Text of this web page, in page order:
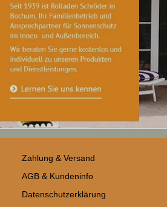
Zahlung & Versand
AGB & Kundeninfo
Datenschutzerklärung